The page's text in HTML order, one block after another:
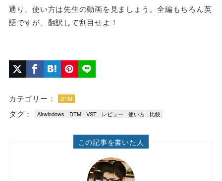
通り、使い方は先生の動画を見ましょう。全編もちろん英
語ですが、翻訳して刮目せよ！
カテゴリー： DTM
タグ： Airwindows DTM VST レビュー 使い方 比較
この記事を書いた人